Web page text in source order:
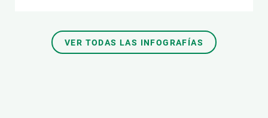
VER TODAS LAS INFOGRAFÍAS